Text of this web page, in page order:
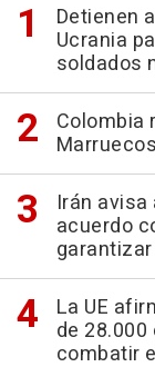
Detienen
Ucrania
soldados
Colombia
Irán avisa
acuerdo
La UE
de
combatir